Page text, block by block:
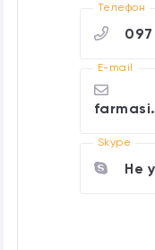
Телефон
097
E-mail
Skype
Не